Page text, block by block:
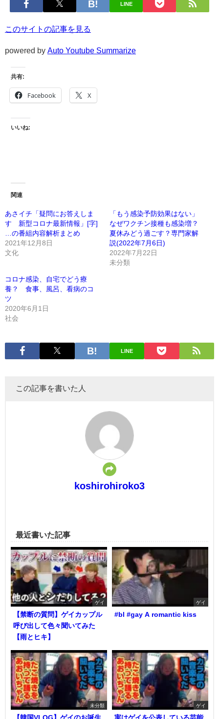
LINE
このサイトの記事を見る
powered by Auto Youtube Summarize
共有:
Facebook X
いいね:
関連
あさイチ「疑問にお答えしま
す 新型コロナ最新情報」[字]
…の番組内容解析まとめ
2021年12月8日
文化
「もう感染予防効果はない」
なぜワクチン接種も感染増？
夏休みどう過ごす？専門家解
説(2022年7月6日)
2022年7月22日
未分類
コロナ感染、自宅でどう療
養？ 食事、風呂、看病のコ
ツ
2020年6月1日
社会
LINE
この記事を書いた人
koshirohiroko3
最近書いた記事
ゲイ
【禁断の質問】ゲイカップル
呼び出して色々聞いてみた
【雨とヒキ】
ゲイ
#bl #gay A romantic kiss
未分類
【韓国VLOG】ゲイのお誕生
ゲイ
実はゲイを公表している芸能